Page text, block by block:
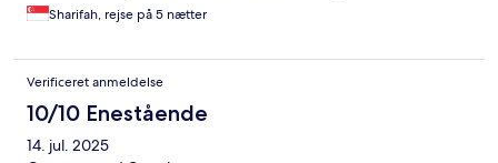
Sharifah, rejse på 5 nætter
Verificeret anmeldelse
10/10 Enestående
14. jul. 2025